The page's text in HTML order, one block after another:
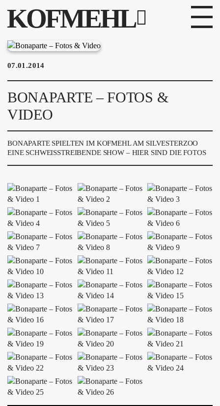
KOFMEHL
PROGRAMM
FABRIKGEFLÜSTER
GALERIE
PHOTOMAT
KONTAKT
ÜBER UNS
GÖNNEREI
SHOP
MITMACHEN
07.01.2014
BONAPARTE – FOTOS &
VIDEO
BONAPARTE SPIELTEN IM KOFMEHL AM SILVESTERZOO
EINE SCHWEISSTREIBENDE SHOW – HIER SIND DIE FOTOS